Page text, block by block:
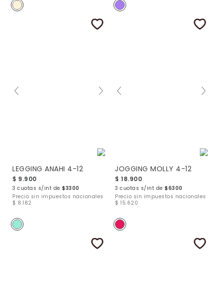
LEGGING ANAHI 4-12
$ 9.900
3 cuotas s/int de $3300
Precio sin impuestos nacionales
$ 8.182
JOGGING MOLLY 4-12
$ 18.900
3 cuotas s/int de $6300
Precio sin impuestos nacionales
$ 15.620